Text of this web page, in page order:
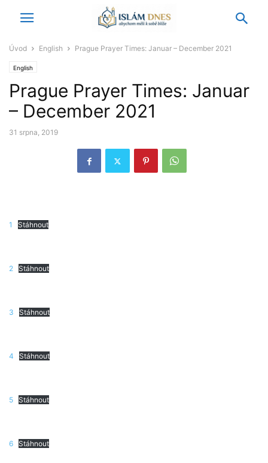
Úvod English Prague Prayer Times: Januar – December 2021
English
Prague Prayer Times: Januar
– December 2021
31 srpna, 2019
1 Stáhnout
2 Stáhnout
3 Stáhnout
4 Stáhnout
5 Stáhnout
6 Stáhnout